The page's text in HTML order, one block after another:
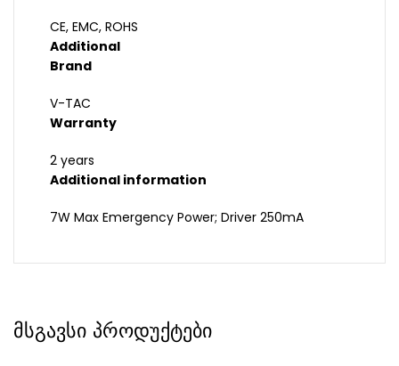
CE, EMC, ROHS
Additional
Brand
V-TAC
Warranty
2 years
Additional information
7W Max Emergency Power; Driver 250mA
მსგავსი პროდუქტები